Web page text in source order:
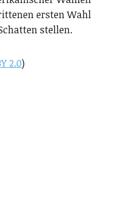
ersten Wahl
stellen.
2.0)